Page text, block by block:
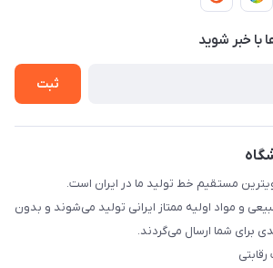
با‌ خبر شوید
ثبت
مستقیم خط تولید ما در ایران است.
و مواد اولیه ممتاز ایرانی تولید می‌شوند و بدون
برای شما ارسال می‌گردند.